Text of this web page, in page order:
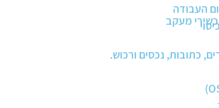
מעקב
כתובות, נכסים ורכוש.